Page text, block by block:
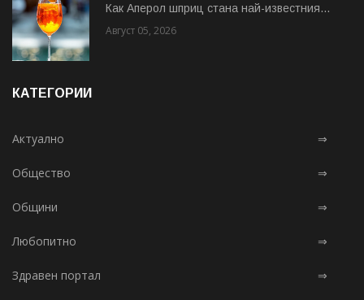
Как Аперол шприц стана най-известния...
Август 05, 2026
КАТЕГОРИИ
Актуално ⇒
Общество ⇒
Общини ⇒
Любопитно ⇒
Здравен портал ⇒